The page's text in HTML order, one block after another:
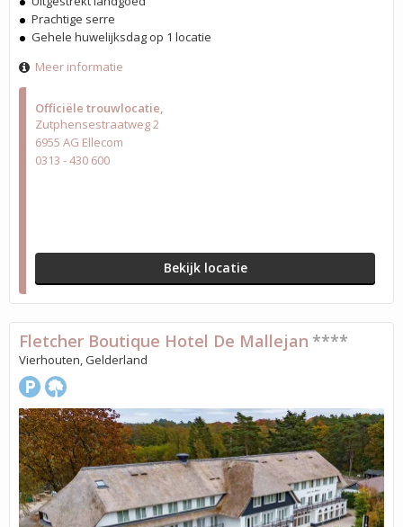
Officiële trouwlocatie
Zutphensestraatweg 2
6955 AG Ellecom
0313 - 430 600
Bekijk locatie
Prachtige serre
Gehele huwelijksdag op 1 locatie
Meer informatie
Fletcher Boutique Hotel De Mallejan ****
Vierhouten, Gelderland